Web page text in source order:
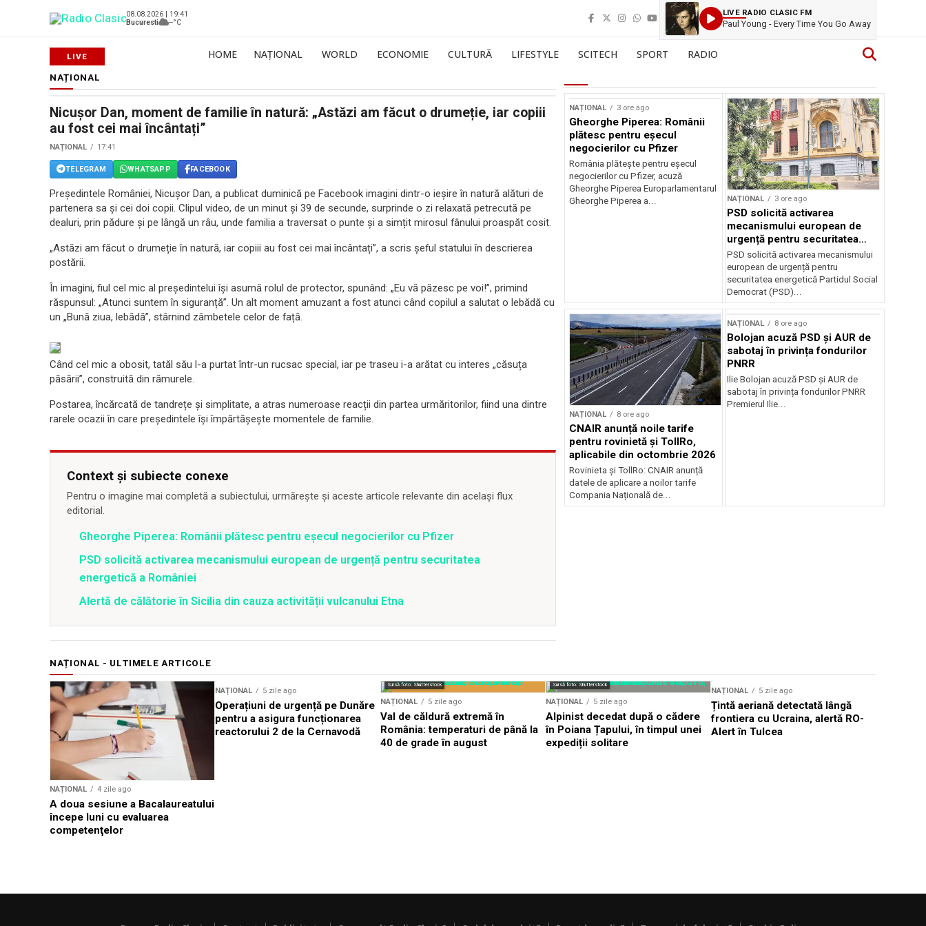
08.08.2026 | 19:41
Bucuresti
--°C
LIVE RADIO CLASIC FM
Paul Young - Every Time You Go Away
HOME NAȚIONAL WORLD ECONOMIE CULTURĂ LIFESTYLE SCITECH SPORT RADIO
NAȚIONAL
Nicușor Dan, moment de familie în natură: „Astăzi am făcut o drumeție, iar copiii
au fost cei mai încântați”
NAȚIONAL 17:41
TELEGRAM WHATSAPP FACEBOOK
Președintele României, Nicușor Dan, a publicat duminică pe Facebook imagini dintr-o ieșire în natură alături de
partenera sa și cei doi copii. Clipul video, de un minut și 39 de secunde, surprinde o zi relaxată petrecută pe
dealuri, prin pădure și pe lângă un râu, unde familia a traversat o punte și a simțit mirosul fânului proaspăt cosit.
„Astăzi am făcut o drumeție în natură, iar copiii au fost cei mai încântați”, a scris șeful statului în descrierea
postării.
În imagini, fiul cel mic al președintelui își asumă rolul de protector, spunând: „Eu vă păzesc pe voi!”, primind
răspunsul: „Atunci suntem în siguranță”. Un alt moment amuzant a fost atunci când copilul a salutat o lebădă cu
un „Bună ziua, lebădă”, stârnind zâmbetele celor de față.
Când cel mic a obosit, tatăl său l-a purtat într-un rucsac special, iar pe traseu i-a arătat cu interes „căsuța
păsării”, construită din rămurele.
Postarea, încărcată de tandrețe și simplitate, a atras numeroase reacții din partea urmăritorilor, fiind una dintre
rarele ocazii în care președintele își împărtășește momentele de familie.
Context și subiecte conexe
Pentru o imagine mai completă a subiectului, urmărește și aceste articole relevante din același flux
editorial.
Gheorghe Piperea: Românii plătesc pentru eșecul negocierilor cu Pfizer
PSD solicită activarea mecanismului european de urgență pentru securitatea
energetică a României
Alertă de călătorie în Sicilia din cauza activității vulcanului Etna
NAȚIONAL 3 ore ago
Gheorghe Piperea: Românii
plătesc pentru eșecul
negocierilor cu Pfizer
România plătește pentru eșecul
negocierilor cu Pfizer, acuză
Gheorghe Piperea Europarlamentarul
Gheorghe Piperea a...
NAȚIONAL 3 ore ago
PSD solicită activarea
mecanismului european de
urgență pentru securitatea
energetică a României
PSD solicită activarea mecanismului
european de urgență pentru
securitatea energetică Partidul Social
Democrat (PSD)...
NAȚIONAL 8 ore ago
CNAIR anunță noile tarife
pentru rovinietă și TollRo,
aplicabile din octombrie 2026
Rovinieta și TollRo: CNAIR anunță
datele de aplicare a noilor tarife
Compania Națională de...
NAȚIONAL 8 ore ago
Bolojan acuză PSD și AUR de
sabotaj în privința fondurilor
PNRR
Ilie Bolojan acuză PSD și AUR de
sabotaj în privința fondurilor PNRR
Premierul Ilie...
NAȚIONAL - ULTIMELE ARTICOLE
NAȚIONAL 4 zile ago
A doua sesiune a Bacalaureatului
începe luni cu evaluarea
competenţelor
NAȚIONAL 5 zile ago
Operațiuni de urgență pe Dunăre
pentru a asigura funcționarea
reactorului 2 de la Cernavodă
Sursă foto: Shutterstock
NAȚIONAL 5 zile ago
Val de căldură extremă în
România: temperaturi de până la
40 de grade în august
Sursă foto: Shutterstock
NAȚIONAL 5 zile ago
Alpinist decedat după o cădere
în Poiana Țapului, în timpul unei
expediții solitare
NAȚIONAL 5 zile ago
Țintă aeriană detectată lângă
frontiera cu Ucraina, alertă RO-
Alert în Tulcea